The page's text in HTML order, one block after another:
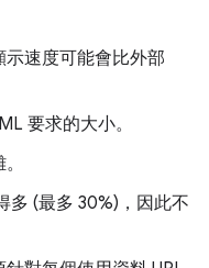
示速度可能會比外部
要求的大小。
多 (最多 30%)，因此不